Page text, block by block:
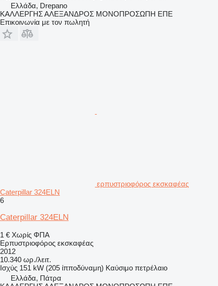
Ελλάδα, Drepano
ΚΑΛΛΕΡΓΗΣ ΑΛΕΞΑΝΔΡΟΣ ΜΟΝΟΠΡΟΣΩΠΗ ΕΠΕ
Επικοινωνία με τον πωλητή
ερπυστριοφόρος εκσκαφέας
Caterpillar 324ELN
6
Caterpillar 324ELN
1 € Χωρίς ΦΠΑ
Ερπυστριοφόρος εκσκαφέας
2012
10.340 ωρ./λειτ.
Ισχύς 151 kW (205 ίπποδύναμη) Καύσιμο πετρέλαιο
Ελλάδα, Πάτρα